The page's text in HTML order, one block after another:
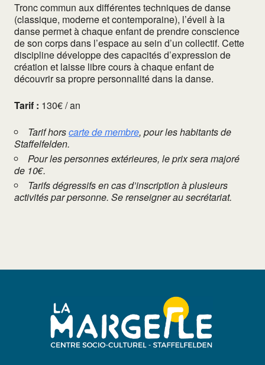
Tronc commun aux différentes techniques de danse
(classique, moderne et contemporaine), l’éveil à la
danse permet à chaque enfant de prendre conscience
de son corps dans l’espace au sein d’un collectif. Cette
discipline développe des capacités d’expression de
création et laisse libre cours à chaque enfant de
découvrir sa propre personnalité dans la danse.
Tarif : 130€ / an
Tarif horscarte de membre, pour les habitants de
Staffelfelden.
Pour les personnes extérieures, le prix sera majoré
de 10€.
Tarifs dégressifs en cas d’inscription à plusieurs
activités par personne. Se renseigner au secrétariat.